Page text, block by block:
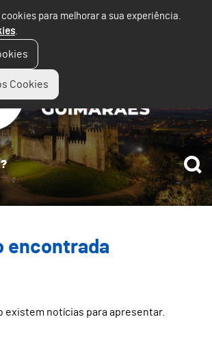
para melhorar a sua experiência.
.
Cookies
encontrada
existem notícias para apresentar.